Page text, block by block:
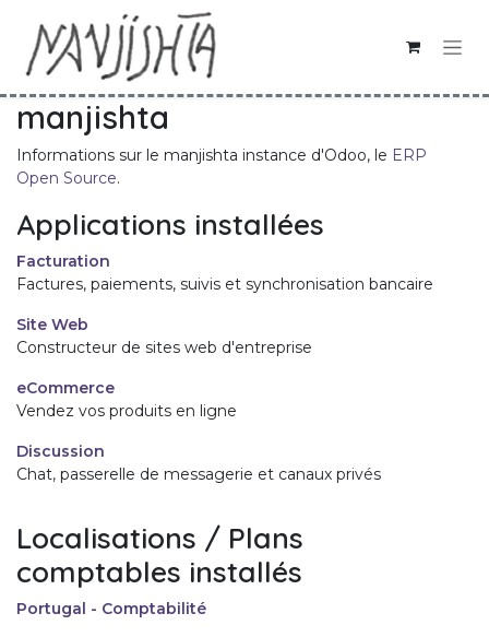
Se rendre au contenu
manjishta
Informations sur le manjishta instance d'Odoo, le ERP
Open Source.
Applications installées
Facturation
Factures, paiements, suivis et synchronisation bancaire
Site Web
Constructeur de sites web d'entreprise
eCommerce
Vendez vos produits en ligne
Discussion
Chat, passerelle de messagerie et canaux privés
Localisations / Plans
comptables installés
Portugal - Comptabilité